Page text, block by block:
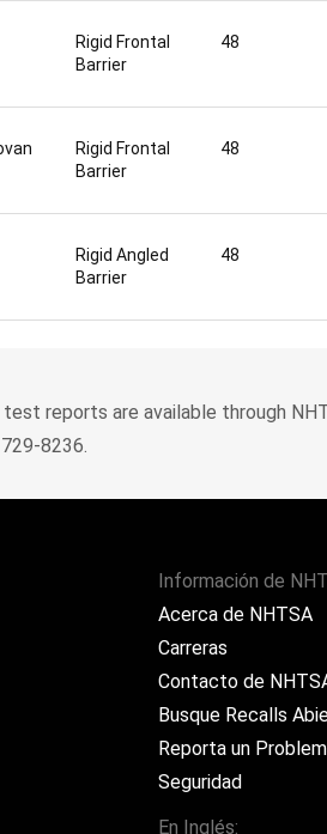
Rigid Frontal
Barrier
48
Rigid Frontal
Barrier
48
Rigid Angled
Barrier
48
reports are available through
8236.
Información de
Acerca de NHTSA
Carreras
Contacto de
Busque Recalls
Reporta un
Seguridad
En Inglés: